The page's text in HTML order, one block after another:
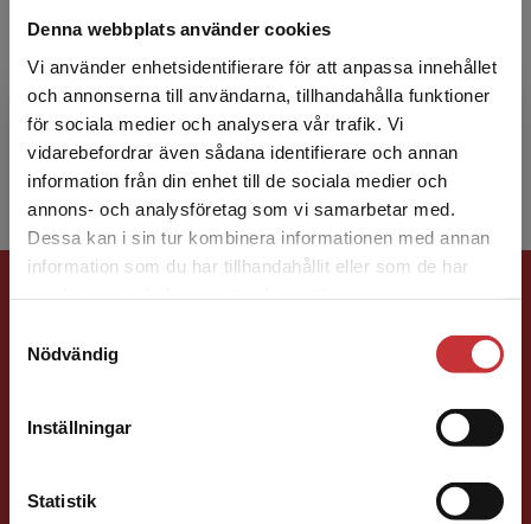
Denna webbplats använder cookies
Vi använder enhetsidentifierare för att anpassa innehållet
och annonserna till användarna, tillhandahålla funktioner
för sociala medier och analysera vår trafik. Vi
vidarebefordrar även sådana identifierare och annan
information från din enhet till de sociala medier och
annons- och analysföretag som vi samarbetar med.
Dessa kan i sin tur kombinera informationen med annan
information som du har tillhandahållit eller som de har
Nödvändig
Inställningar
Statistik
Begränsad fraktregion
Det verkar som att du besöker
studentlitteratur.se via en enhet utanför Sverige.
Vi erbjuder inte leveranser utanför Sverige. För
att kunna slutföra ett köp måste
Katarina Lundin är professor i språkdidaktik,
särskilt svenska, vid Språk- och
litteraturcentrum, Lunds universitet. Hennes
forskning är främst inr...
Förlagskontakt